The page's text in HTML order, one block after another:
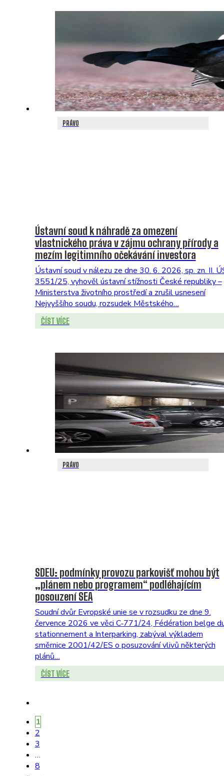
PRÁVO
Ústavní soud k náhradě za omezení
vlastnického práva v zájmu ochrany přírody a
mezím legitimního očekávání investora
Ústavní soud v nálezu ze dne 30. 6. 2026, sp. zn. II.
3551/25, vyhověl ústavní stížnosti České republiky –
Ministerstva životního prostředí a zrušil usnesení
Nejvyššího soudu, rozsudek Městského…
ČÍST VÍCE
PRÁVO
SDEU: podmínky provozu parkovišť mohou být
„plánem nebo programem“ podléhajícím
posouzení SEA
Soudní dvůr Evropské unie se v rozsudku ze dne 9.
července 2026 ve věci C‑771/24, Fédération belge
stationnement a Interparking, zabýval výkladem
směrnice 2001/42/ES o posuzování vlivů některých
plánů…
ČÍST VÍCE
1
2
3
…
8